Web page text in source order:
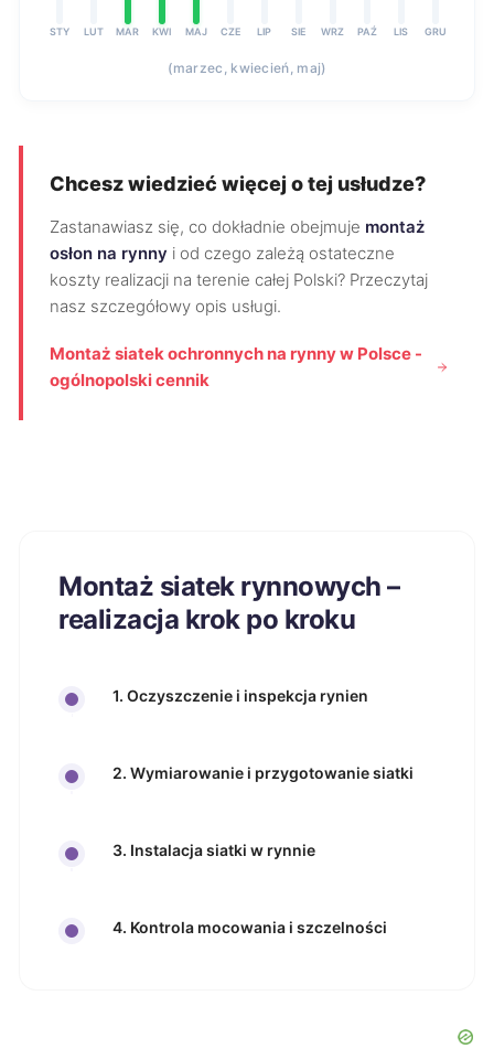
STY LUT MAR KWI MAJ CZE LIP SIE WRZ PAŹ LIS GRU
(marzec, kwiecień, maj)
Chcesz wiedzieć więcej o tej usłudze?
Zastanawiasz się, co dokładnie obejmuje montaż
osłon na rynny i od czego zależą ostateczne
koszty realizacji na terenie całej Polski? Przeczytaj
nasz szczegółowy opis usługi.
Montaż siatek ochronnych na rynny w Polsce -
ogólnopolski cennik
Montaż siatek rynnowych –
realizacja krok po kroku
1. Oczyszczenie i inspekcja rynien
2. Wymiarowanie i przygotowanie siatki
3. Instalacja siatki w rynnie
4. Kontrola mocowania i szczelności